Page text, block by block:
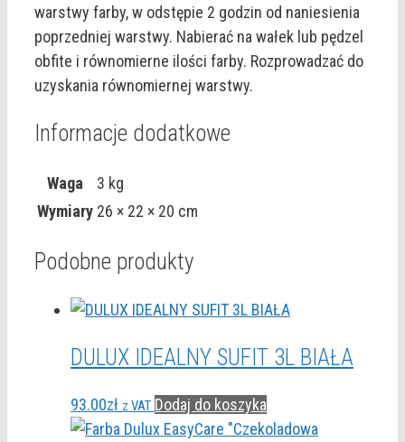
warstwy farby, w odstępie 2 godzin od naniesienia
poprzedniej warstwy. Nabierać na wałek lub pędzel
obfite i równomierne ilości farby. Rozprowadzać do
uzyskania równomiernej warstwy.
Informacje dodatkowe
Waga
3 kg
Wymiary 26 × 22 × 20 cm
Podobne produkty
DULUX IDEALNY SUFIT 3L BIAŁA
93.00zł z VAT Dodaj do koszyka